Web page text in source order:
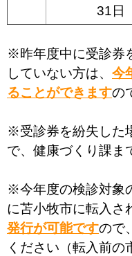
31日
※昨年度中に受診券
していない方は、 今
ることができますの
※受診券を紛失した
で、健康づくり課ま
※今年度の検診対象
に苫小牧市に転入さ
発行が可能ですので
ください（転入前の